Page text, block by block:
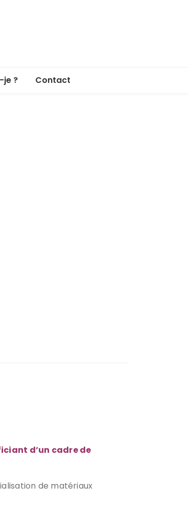
je ? Contact
d’un cadre de
de matériaux